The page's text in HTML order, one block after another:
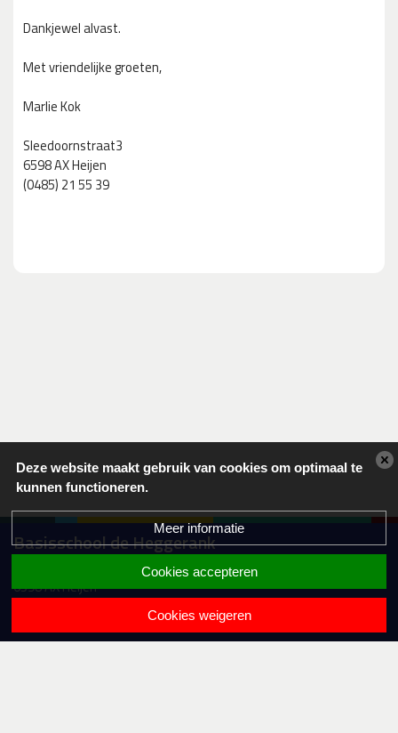
Dankjewel alvast.
Met vriendelijke groeten,
Marlie Kok
Sleedoornstraat3
6598 AX Heijen
(0485) 21 55 39
Basisschool de Heggerank
6598 AX Heijen
0485-512053
info.heggerank@lijn83po.nl
Deze website maakt gebruik van cookies om optimaal te
kunnen functioneren.
Meer informatie
Cookies accepteren
Cookies weigeren